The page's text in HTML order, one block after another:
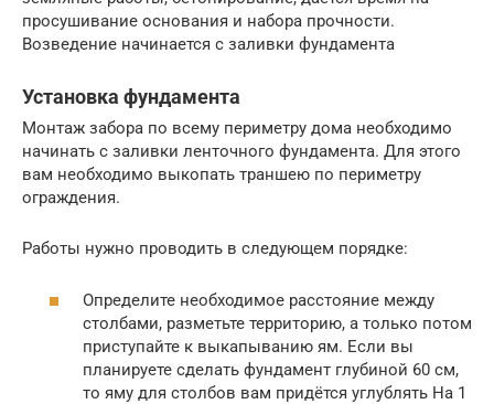
просушивание основания и набора прочности.
Возведение начинается с заливки фундамента
Установка фундамента
Монтаж забора по всему периметру дома необходимо
начинать с заливки ленточного фундамента. Для этого
вам необходимо выкопать траншею по периметру
ограждения.
Работы нужно проводить в следующем порядке:
Определите необходимое расстояние между
столбами, разметьте территорию, а только потом
приступайте к выкапыванию ям. Если вы
планируете сделать фундамент глубиной 60 см,
то яму для столбов вам придётся углублять На 1